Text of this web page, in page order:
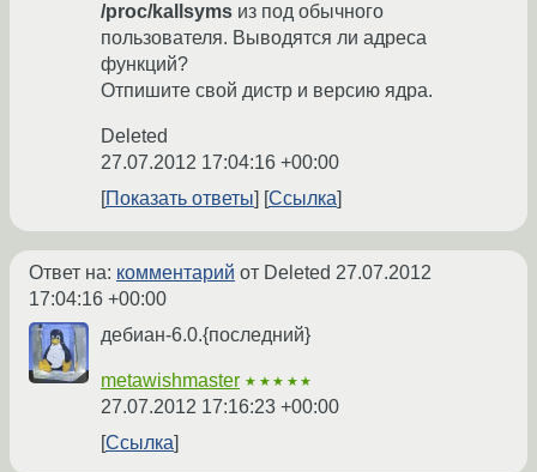
/proc/kallsyms из под обычного
пользователя. Выводятся ли адреса
функций?
Отпишите свой дистр и версию ядра.
Deleted
27.07.2012 17:04:16 +00:00
Показать ответы
Ссылка
Ответ на: комментарий от Deleted 27.07.2012
17:04:16 +00:00
дебиан-6.0.{последний}
metawishmaster ★★★★★
27.07.2012 17:16:23 +00:00
Ссылка